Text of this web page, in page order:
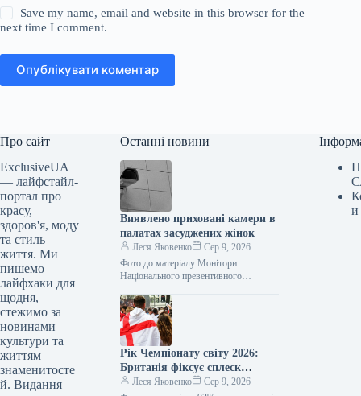
Save my name, email and website in this browser for the
next time I comment.
Опублікувати коментар
Про сайт
ExclusiveUA
— лайфстайл-
портал про
красу,
здоров'я, моду
та стиль
життя. Ми
пишемо
лайфхаки для
щодня,
стежимо за
новинами
культури та
життям
знаменитосте
й. Видання
Останні новини
Виявлено приховані камери в
палатах засуджених жінок
Леся Яковенко
Сер 9, 2026
Фото до матеріалу Монітори
Національного превентивного
відеоспостереження у медичних
палатах для засуджених жінок та тих,
хто…
Рік Чемпіонату світу 2026:
Британія фіксує сплеск
домашнього насильства
Леся Яковенко
Сер 9, 2026
и